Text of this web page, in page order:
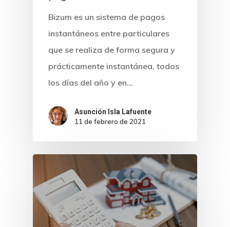
Bizum es un sistema de pagos
instantáneos entre particulares
que se realiza de forma segura y
prácticamente instantánea, todos
los días del año y en…
Asunción Isla Lafuente
11 de febrero de 2021